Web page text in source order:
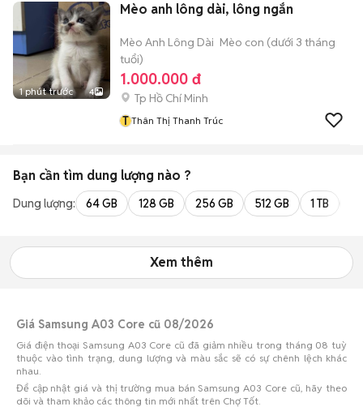
1 phút trước 4
Mèo anh lông dài, lông ngắn
Mèo Anh Lông Dài Mèo con (dưới 3 tháng
tuổi)
1.000.000 đ
Tp Hồ Chí Minh
T Thân Thị Thanh Trúc
Bạn cần tìm dung lượng nào ?
Dung lượng: 64 GB 128 GB 256 GB 512 GB 1 TB
Xem thêm
Giá Samsung A03 Core cũ 08/2026
Giá điện thoại Samsung A03 Core cũ đã giảm nhiều trong tháng 08 tuỳ
thuộc vào tình trạng, dung lượng và màu sắc sẽ có sự chênh lệch khác
nhau.
Để cập nhật giá và thị trường mua bán Samsung A03 Core cũ, hãy theo
dõi và tham khảo các thông tin mới nhất trên Chợ Tốt.